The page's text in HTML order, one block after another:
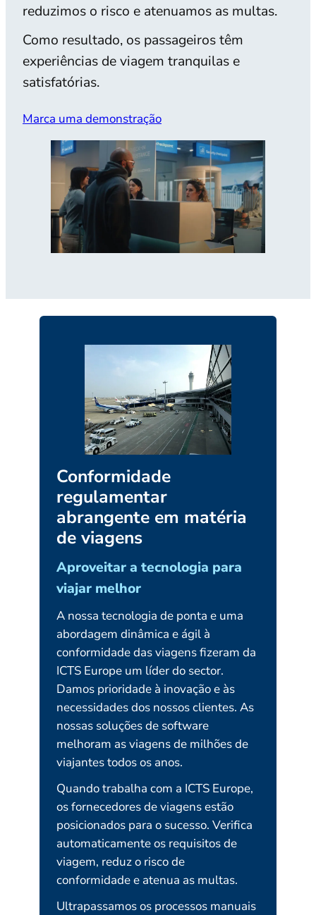
reduzimos o risco e atenuamos as multas.
Como resultado, os passageiros têm
experiências de viagem tranquilas e
satisfatórias.
Marca uma demonstração
Conformidade
regulamentar
abrangente em matéria
de viagens
Aproveitar a tecnologia para
viajar melhor
A nossa tecnologia de ponta e uma
abordagem dinâmica e ágil à
conformidade das viagens fizeram da
ICTS Europe um líder do sector.
Damos prioridade à inovação e às
necessidades dos nossos clientes. As
nossas soluções de software
melhoram as viagens de milhões de
viajantes todos os anos.
Quando trabalha com a ICTS Europe,
os fornecedores de viagens estão
posicionados para o sucesso. Verifica
automaticamente os requisitos de
viagem, reduz o risco de
conformidade e atenua as multas.
Ultrapassamos os processos manuais